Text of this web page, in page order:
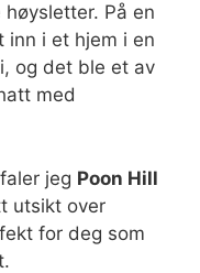
På en
inn i et hjem i en
og det ble et av
med
jeg Poon Hill
utsikt over
for deg som